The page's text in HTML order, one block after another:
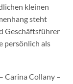
kleinen
steht
Geschäftsführer
persönlich als
– Carina Collany –